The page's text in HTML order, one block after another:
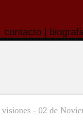
contacto
visiones - 02 de